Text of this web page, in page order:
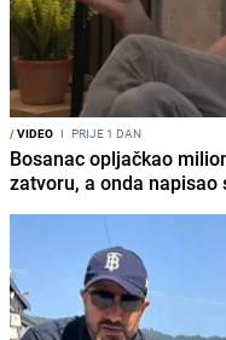
/VIDEO I PRIJE 1 DAN
Bosanac opljačkao
zatvoru, a onda napisao